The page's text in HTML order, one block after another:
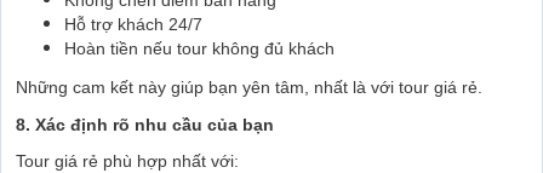
Hỗ trợ khách 24/7
Hoàn tiền nếu tour không đủ khách
Những cam kết này giúp bạn yên tâm, nhất là với tour giá rẻ.
8. Xác định rõ nhu cầu của bạn
Tour giá rẻ phù hợp nhất với: